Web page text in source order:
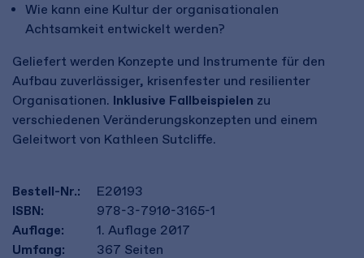
Wie kann eine Kultur der organisationalen
Achtsamkeit entwickelt werden?
Geliefert werden Konzepte und Instrumente für den
Aufbau zuverlässiger, krisenfester und resilienter
Organisationen. Inklusive Fallbeispielen zu
verschiedenen Veränderungskonzepten und einem
Geleitwort von Kathleen Sutcliffe.
Bestell-Nr.:
E20193
ISBN:
978-3-7910-3165-1
Auflage:
1. Auflage 2017
Umfang:
367 Seiten